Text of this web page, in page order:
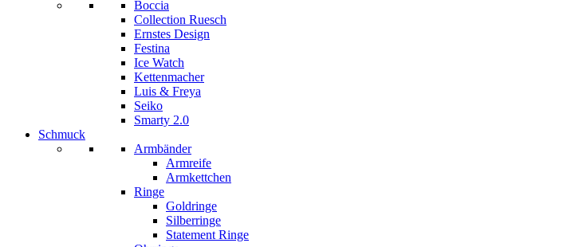
Boccia
Collection Ruesch
Ernstes Design
Festina
Ice Watch
Kettenmacher
Luis & Freya
Seiko
Smarty 2.0
Schmuck
Armbänder
Armreife
Armkettchen
Ringe
Goldringe
Silberringe
Statement Ringe